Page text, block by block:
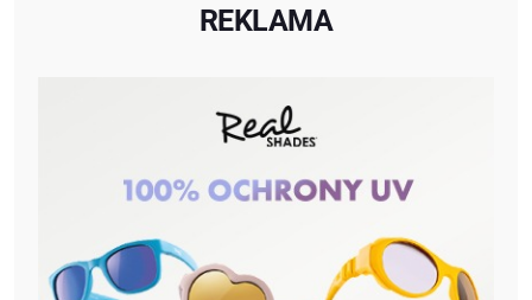
REKLAMA